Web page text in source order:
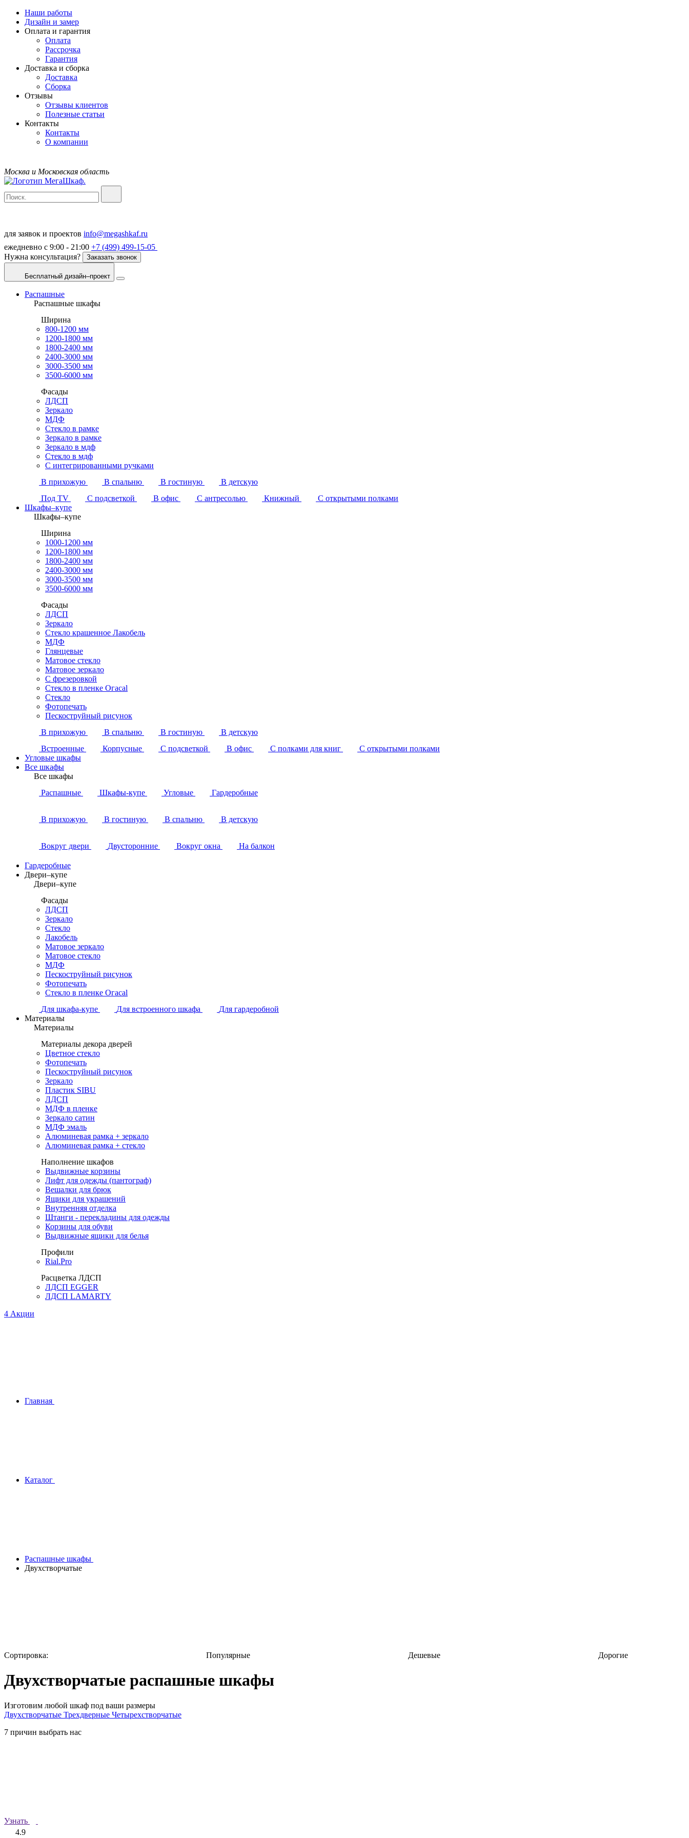
Наши работы
Дизайн и замер
Оплата и гарантия
Оплата
Рассрочка
Гарантия
Доставка и сборка
Доставка
Сборка
Отзывы
Отзывы клиентов
Полезные статьи
Контакты
Контакты
О компании
Москва и Московская область
для заявок и проектов info@megashkaf.ru
ежедневно с 9:00 - 21:00 +7 (499) 499-15-05
Нужна консультация?
Заказать звонок
Бесплатный дизайн–проект
Распашные
Распашные шкафы
Ширина
800-1200 мм
1200-1800 мм
1800-2400 мм
2400-3000 мм
3000-3500 мм
3500-6000 мм
Фасады
ЛДСП
Зеркало
МДФ
Стекло в рамке
Зеркало в рамке
Зеркало в мдф
Стекло в мдф
С интегрированными ручками
В прихожую
В спальню В гостиную
В детскую
Под TV
С подсветкой В офис С антресолью Книжный
С открытыми полками
Шкафы–купе
Шкафы–купе
Ширина
1000-1200 мм
1200-1800 мм
1800-2400 мм
2400-3000 мм
3000-3500 мм
3500-6000 мм
Фасады
ЛДСП
Зеркало
Стекло крашенное Лакобель
МДФ
Глянцевые
Матовое стекло
Матовое зеркало
С фрезеровкой
Стекло в пленке Огасаl
Стекло
Фотопечать
Пескоструйный рисунок
В прихожую
В спальню В гостиную
В детскую
Встроенные
Корпусные С подсветкой В офис С полками для книг
С открытыми полками
Угловые шкафы
Все шкафы
Все шкафы
Распашные
Шкафы-купе Угловые Гардеробные
В прихожую В гостиную В спальню В детскую
Вокруг двери Двусторонние Вокруг окна На балкон
Гардеробные
Двери–купе
Двери–купе
Фасады
ЛДСП
Зеркало
Стекло
Лакобель
Матовое зеркало
Матовое стекло
МДФ
Пескоструйный рисунок
Фотопечать
Стекло в пленке Огасаl
Для шкафа-купе
Для встроенного шкафа
Для гардеробной
Материалы
Материалы
Материалы декора дверей
Цветное стекло
Фотопечать
Пескоструйный рисунок
Зеркало
Пластик SIBU
ЛДСП
МДФ в пленке
Зеркало сатин
МДФ эмаль
Алюминевая рамка + зеркало
Алюминевая рамка + стекло
Наполнение шкафов
Выдвижные корзины
Лифт для одежды (пантограф)
Вешалки для брюк
Ящики для украшений
Внутренняя отделка
Штанги - перекладины для одежды
Корзины для обуви
Выдвижные ящики для белья
Профили
Rial.Pro
Расцветка ЛДСП
ЛДСП EGGER
ЛДСП LAMARTY
4 Акции
Главная
Каталог
Распашные шкафы
Двухстворчатые
Сортировка: Популярные Дешевые Дорогие
Двухстворчатые распашные шкафы
Изготовим любой шкаф под ваши размеры
Двухстворчатые Трехдверные Четырехстворчатые
7 причин выбрать нас
Узнать
4.9